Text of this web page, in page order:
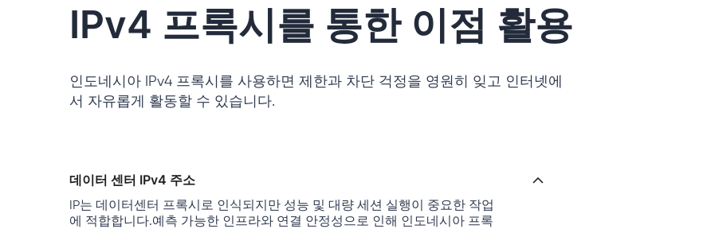
IPv4 프록시를 통한 이점 활용
인도네시아 IPv4 프록시를 사용하면 제한과 차단 걱정을 영원히 잊고 인터넷에
서 자유롭게 활동할 수 있습니다.
데이터 센터 IPv4 주소
IP는 데이터센터 프록시로 인식되지만 성능 및 대량 세션 실행이 중요한 작업
에 적합합니다.예측 가능한 인프라와 연결 안정성으로 인해 인도네시아 프록